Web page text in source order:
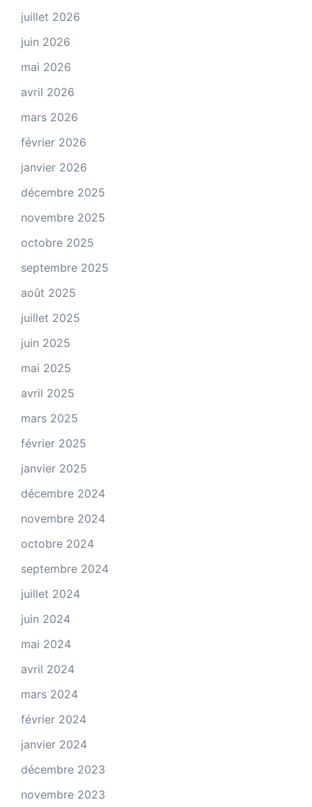
juillet 2026
juin 2026
mai 2026
avril 2026
mars 2026
février 2026
janvier 2026
décembre 2025
novembre 2025
octobre 2025
septembre 2025
août 2025
juillet 2025
juin 2025
mai 2025
avril 2025
mars 2025
février 2025
janvier 2025
décembre 2024
novembre 2024
octobre 2024
septembre 2024
juillet 2024
juin 2024
mai 2024
avril 2024
mars 2024
février 2024
janvier 2024
décembre 2023
novembre 2023